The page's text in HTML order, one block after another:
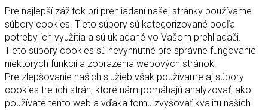
Pre najlepší zážitok pri prehliadaní našej stránky používame
súbory cookies. Tieto súbory sú kategorizované podľa
potreby ich využitia a sú ukladané vo Vašom prehliadači.
Tieto súbory cookies sú nevyhnutné pre správne fungovanie
niektorých funkcií a zobrazenia webových stránok.
Pre zlepšovanie našich služieb však používame aj súbory
cookies tretích strán, ktoré nám pomáhajú analyzovať, ako
používate tento web a vďaka tomu zvyšovať kvalitu našich